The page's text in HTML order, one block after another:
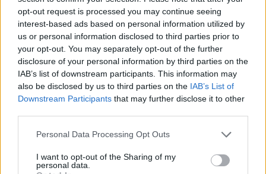
opt-out request is processed you may continue seeing
interest-based ads based on personal information utilized by
us or personal information disclosed to third parties prior to
your opt-out. You may separately opt-out of the further
disclosure of your personal information by third parties on the
IAB’s list of downstream participants. This information may
also be disclosed by us to third parties on the IAB’s List of
Downstream Participants that may further disclose it to other
Please note that this website/app uses one or more Google
not limited to your visit or usage behaviour. You may click to
grant or deny consent to Google and its third-party tags to
Personal Data Processing Opt Outs
I want to opt-out of the Sharing of my
personal data.
Nonostante la battuta d’arresto, Stefanishyna ha sottolineato
che il dialogo deve continuare. “Credo che i colloqui debbano
continuare”, ha dichiaratoin un commento condiviso dal
Ministero della Giustizia ucraino su Telegram.
Il Governo ungherese non ha ancora spiegato pubblicamente
il motivo del rinvio.
Maggiori informazioni sulle relazioni tra Ucraina e Ungheria
Legga anche:
Il premier Orbán, storico vicino, ideologo, capo della